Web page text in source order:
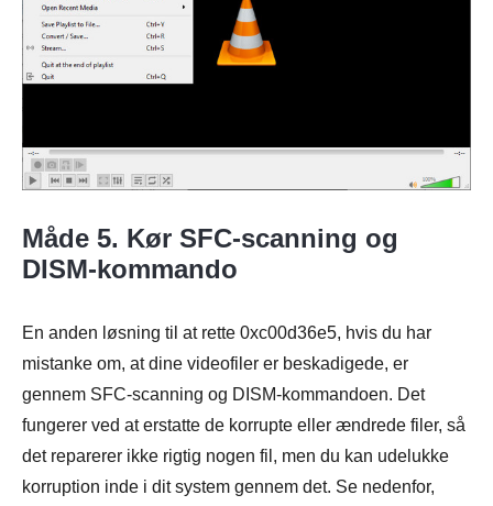
Trin 3.
Måde 5. Kør SFC-scanning og
DISM-kommando
En anden løsning til at rette 0xc00d36e5, hvis du har
mistanke om, at dine videofiler er beskadigede, er
gennem SFC-scanning og DISM-kommandoen. Det
fungerer ved at erstatte de korrupte eller ændrede filer, så
det reparerer ikke rigtig nogen fil, men du kan udelukke
korruption inde i dit system gennem det. Se nedenfor,